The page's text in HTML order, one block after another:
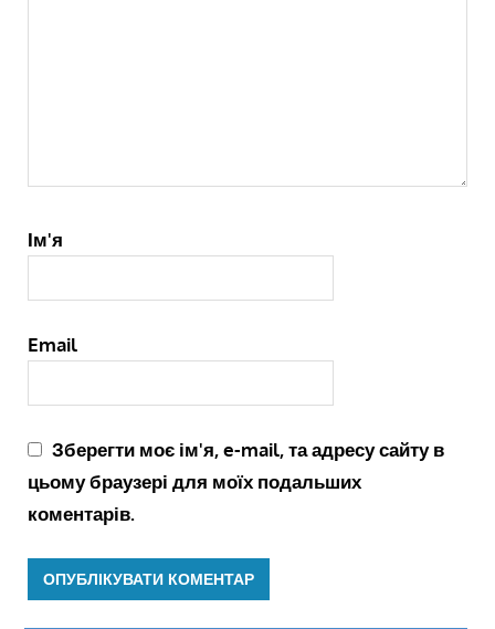
Ім'я
Email
Зберегти моє ім'я, e-mail, та адресу сайту в
цьому браузері для моїх подальших
коментарів.